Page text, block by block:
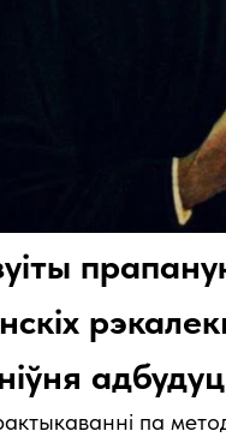
па